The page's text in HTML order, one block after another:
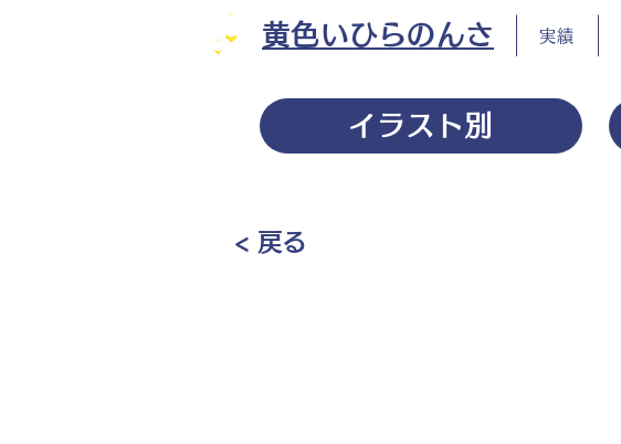
黄色いひらのんさ 実績
イラスト別
< 戻る